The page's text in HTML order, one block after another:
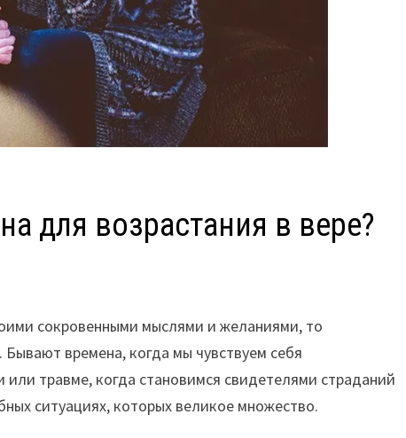
для возрастания в вере?
сокровенными мыслями и желаниями, то
Бывают времена, когда мы чувствуем себя
травме, когда становимся свидетелями страданий
ситуациях, которых великое множество.